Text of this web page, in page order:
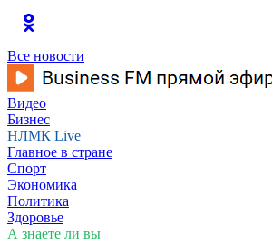
Все новости
Видео
Бизнес
НЛМК Live
Главное в стране
Спорт
Экономика
Политика
Здоровье
А знаете ли вы